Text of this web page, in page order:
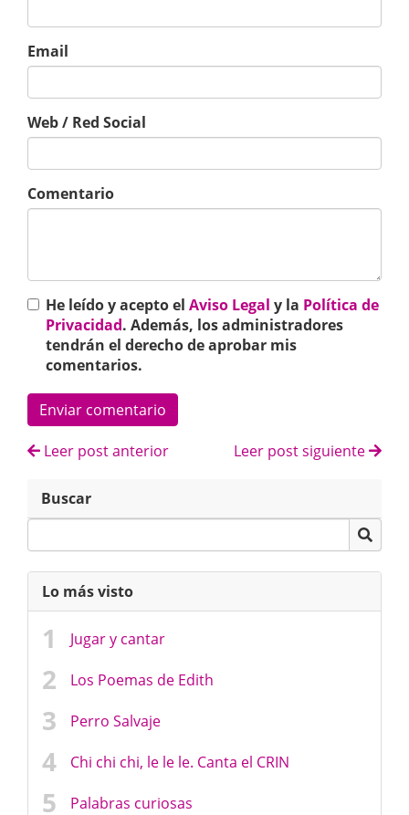
Email
Web / Red Social
Comentario
He leído y acepto el Aviso Legal y la Política de
Privacidad. Además, los administradores
tendrán el derecho de aprobar mis
comentarios.
Enviar comentario
Leer post anterior Leer post siguiente
Buscar
Lo más visto
Jugar y cantar
Los Poemas de Edith
Perro Salvaje
Chi chi chi, le le le. Canta el CRIN
Palabras curiosas